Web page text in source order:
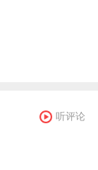
听评论